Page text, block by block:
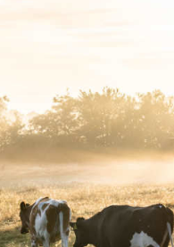
- Bevestiging
Houten palen
IJzeren palen
Grondboren
Kruiwagens
Grondboren